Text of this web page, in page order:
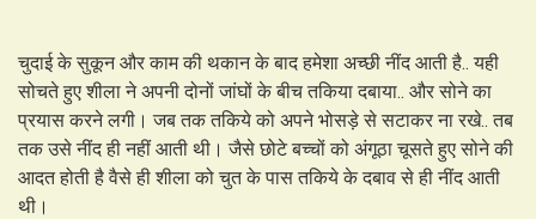
चुदाई के सुकून और काम की थकान के बाद हमेशा अच्छी नींद आती है.. यही
सोचते हुए शीला ने अपनी दोनों जांघों के बीच तकिया दबाया.. और सोने का
प्रयास करने लगी। जब तक तकिये को अपने भोसड़े से सटाकर ना रखे.. तब
तक उसे नींद ही नहीं आती थी। जैसे छोटे बच्चों को अंगूठा चूसते हुए सोने की
आदत होती है वैसे ही शीला को चुत के पास तकिये के दबाव से ही नींद आती
थी।